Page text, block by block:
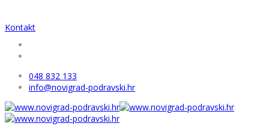
Kontakt
048 832 133
info@novigrad-podravski.hr